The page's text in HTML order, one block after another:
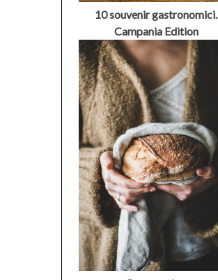
10 souvenir gastronomici.
Campania Edition